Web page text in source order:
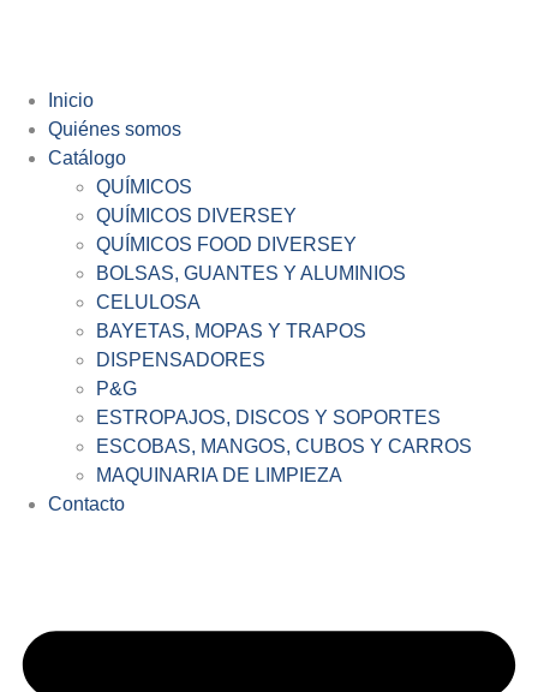
Inicio
Quiénes somos
Catálogo
QUÍMICOS
QUÍMICOS DIVERSEY
QUÍMICOS FOOD DIVERSEY
BOLSAS, GUANTES Y ALUMINIOS
CELULOSA
BAYETAS, MOPAS Y TRAPOS
DISPENSADORES
P&G
ESTROPAJOS, DISCOS Y SOPORTES
ESCOBAS, MANGOS, CUBOS Y CARROS
MAQUINARIA DE LIMPIEZA
Contacto